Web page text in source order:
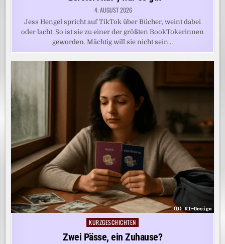
4. AUGUST 2026
Jess Hengel spricht auf TikTok über Bücher, weint dabei
oder lacht. So ist sie zu einer der größten BookTokerinnen
geworden. Mächtig will sie nicht sein…
Posted
in
KURZGESCHICHTEN
Zwei Pässe, ein Zuhause?